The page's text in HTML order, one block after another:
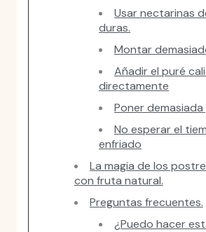
Usar nectarinas
duras.
Montar
Añadir el puré
directamente
Poner demasiada
No esperar el
enfriado
La magia de los
con fruta natural.
Preguntas frecuentes.
¿Puedo hacer